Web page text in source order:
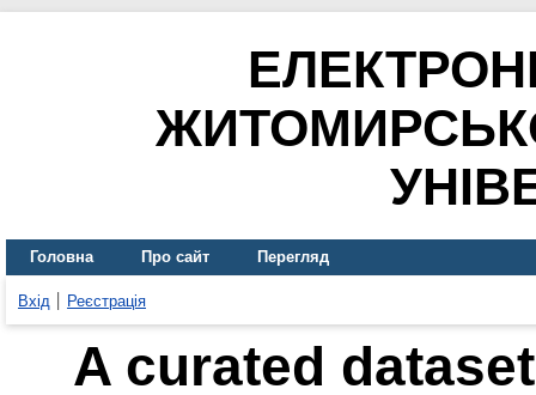
Головна Про сайт Перегляд
Вхід Реєстрація
A curated